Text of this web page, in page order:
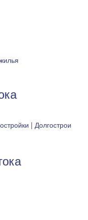
| Долгострои